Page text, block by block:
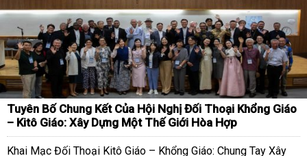
Tuyên Bố Chung Kết Của Hội Nghị Đối Thoại Khổng Giáo
– Kitô Giáo: Xây Dựng Một Thế Giới Hòa Hợp
Khai Mạc Đối Thoại Kitô Giáo – Khổng Giáo: Chung Tay Xây